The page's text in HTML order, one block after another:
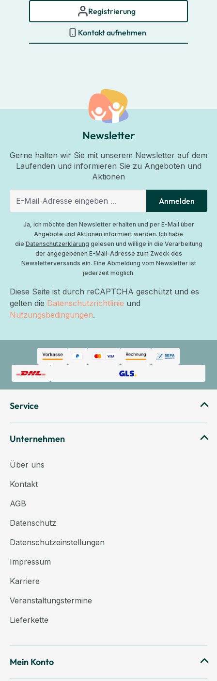
Registrierung
Kontakt aufnehmen
Newsletter
Gerne halten wir Sie mit unserem Newsletter auf dem
Laufenden und informieren Sie zu Angeboten und
Aktionen
Anmelden
Ja, ich möchte den Newsletter erhalten und per E-Mail über
Angebote und Aktionen informiert werden. Ich habe
die Datenschutzerklärung gelesen und willige in die Verarbeitung
der angegebenen E-Mail-Adresse zum Zweck des
Newsletterversands ein. Eine Abmeldung vom Newsletter ist
jederzeit möglich.
Diese Seite ist durch reCAPTCHA geschützt und es
gelten die Datenschutzrichtlinie und
Nutzungsbedingungen.
Service
Unternehmen
Über uns
Kontakt
AGB
Datenschutz
Datenschutzeinstellungen
Impressum
Karriere
Veranstaltungstermine
Lieferkette
Mein Konto